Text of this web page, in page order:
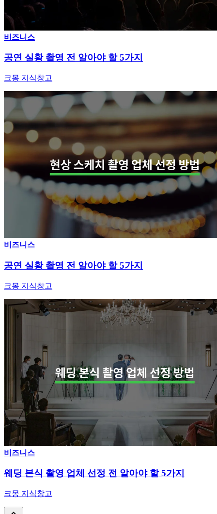
비즈니스
공연 실황 촬영 전 알아야 할 5가지
크몽 지식창고
비즈니스
공연 실황 촬영 전 알아야 할 5가지
크몽 지식창고
비즈니스
웨딩 본식 촬영 업체 선정 전 알아야 할 5가지
크몽 지식창고